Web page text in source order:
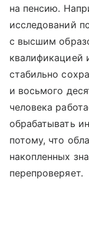
на пенсию.
исследований
с высшим
квалификацией
стабильно
и восьмого
человека
обрабатывать
потому, что
накопленных
перепроверяет.